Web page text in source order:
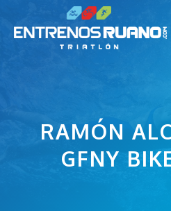
RAMÓN
GFNY